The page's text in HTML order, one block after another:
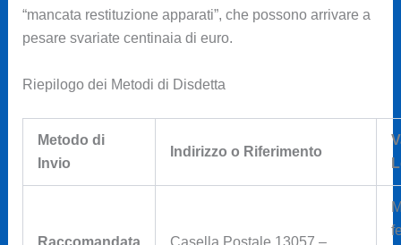
“mancata restituzione apparati”, che possono arrivare a
pesare svariate centinaia di euro.
Riepilogo dei Metodi di Disdetta
Metodo di
Invio
Indirizzo o Riferimento
Raccomandata
Casella Postale 13057 –